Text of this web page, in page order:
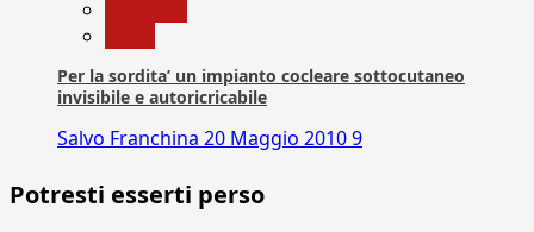
Per la sordita’ un impianto cocleare sottocutaneo
invisibile e autoricricabile
Salvo Franchina 20 Maggio 20109
Potresti esserti perso